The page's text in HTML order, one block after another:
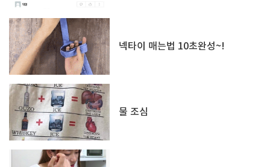
넥타이 매는법 10초완성~!
물 조심